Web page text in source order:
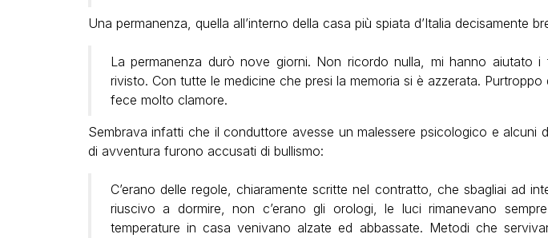
Una permanenza, quella all’interno della casa più spiata d’Italia decisamente
La permanenza durò nove giorni. Non ricordo nulla, mi hanno aiutato i
rivisto. Con tutte le medicine che presi la memoria si è azzerata. Purtroppo
fece molto clamore.
Sembrava infatti che il conduttore avesse un malessere psicologico e alcuni
di avventura furono accusati di bullismo:
C’erano delle regole, chiaramente scritte nel contratto, che sbagliai ad
riuscivo a dormire, non c’erano gli orologi, le luci rimanevano
temperature in casa venivano alzate ed abbassate. Metodi che